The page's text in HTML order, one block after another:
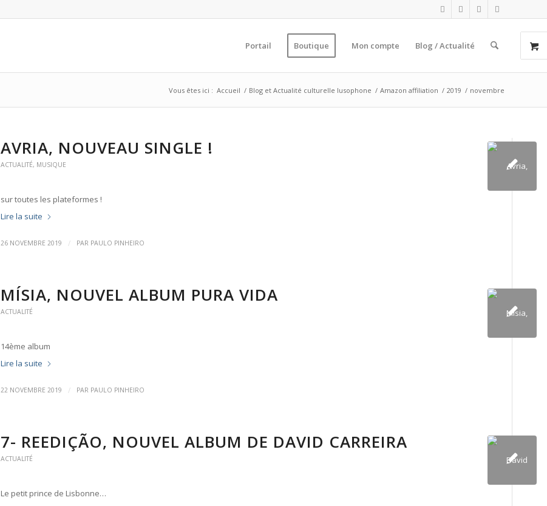
Portail Boutique Mon compte Blog / Actualité
Vous êtes ici : Accueil / Blog et Actualité culturelle lusophone / Amazon affiliation / 2019 / novembre
AVRIA, NOUVEAU SINGLE !
ACTUALITÉ, MUSIQUE
sur toutes les plateformes !
Lire la suite
26 NOVEMBRE 2019 / PAR PAULO PINHEIRO
MÍSIA, NOUVEL ALBUM PURA VIDA
ACTUALITÉ
14ème album
Lire la suite
22 NOVEMBRE 2019 / PAR PAULO PINHEIRO
7- REEDIÇÃO, NOUVEL ALBUM DE DAVID CARREIRA
ACTUALITÉ
Le petit prince de Lisbonne…